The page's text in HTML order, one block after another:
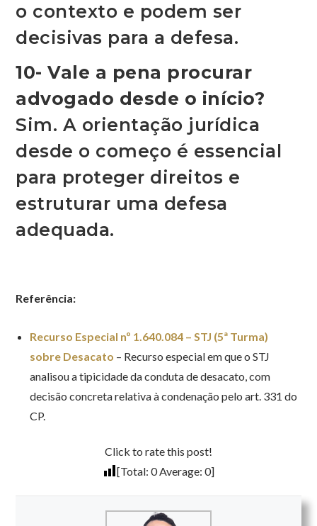
o contexto e podem ser
decisivas para a defesa.
10- Vale a pena procurar
advogado desde o início?
Sim. A orientação jurídica
desde o começo é essencial
para proteger direitos e
estruturar uma defesa
adequada.
Referência:
Recurso Especial nº 1.640.084 – STJ (5ª Turma)
sobre Desacato – Recurso especial em que o STJ
analisou a tipicidade da conduta de desacato, com
decisão concreta relativa à condenação pelo art. 331 do
CP.
Click to rate this post!
[Total: 0Average: 0]